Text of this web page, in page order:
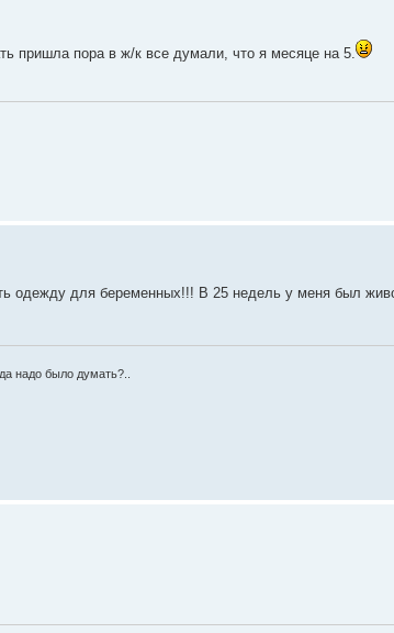
пришла пора в ж/к все думали, что я месяце на 5.
одежду для беременных!!! В 25 недель у меня был
надо было думать?..